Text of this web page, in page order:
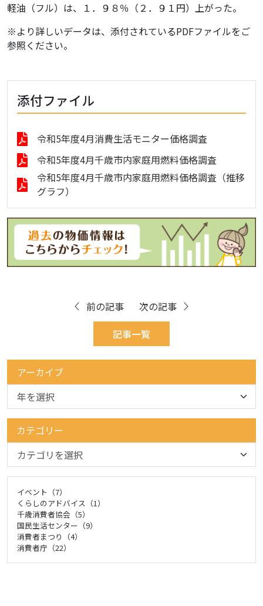
軽油（フル）は、１．９８％（２．９１円）上がった。
※より詳しいデータは、添付されているPDFファイルをご
参照ください。
添付ファイル
令和5年度4月消費生活モニター価格調査
令和5年度4月千歳市内家庭用燃料価格調査
令和5年度4月千歳市内家庭用燃料価格調査（推移
グラフ）
前の記事
記事一覧
次の記事
アーカイブ
カテゴリー
イベント（7）
くらしのアドバイス（1）
千歳消費者協会（5）
国民生活センター（9）
消費者まつり（4）
消費者庁（22）